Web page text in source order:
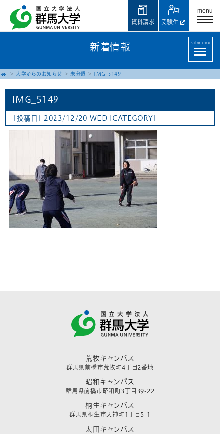
menu
受験生
資料請求
新着情報 submenu
大学からのお知らせ 未分類 IMG_5149
IMG_5149
[投稿日] 2023/12/20 WED [CATEGORY]
荒牧キャンパス
群馬県前橋市荒牧町4丁目2番地
昭和キャンパス
群馬県前橋市昭和町3丁目39-22
桐生キャンパス
群馬県桐生市天神町1丁目5-1
太田キャンパス